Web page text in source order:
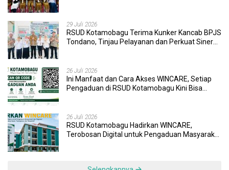
29 Juli 2026
RSUD Kotamobagu Terima Kunker Kancab BPJS
Tondano, Tinjau Pelayanan dan Perkuat Sinergi
26 Juli 2026
Ini Manfaat dan Cara Akses WINCARE, Setiap
Pengaduan di RSUD Kotamobagu Kini Bisa
26 Juli 2026
RSUD Kotamobagu Hadirkan WINCARE,
Terobosan Digital untuk Pengaduan Masyarakat